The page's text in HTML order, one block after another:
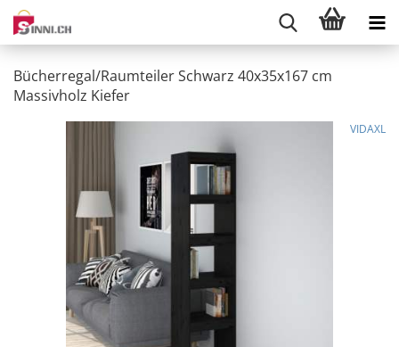
Bücherregal/Raumteiler Schwarz 40x35x167 cm
Massivholz Kiefer
VIDAXL